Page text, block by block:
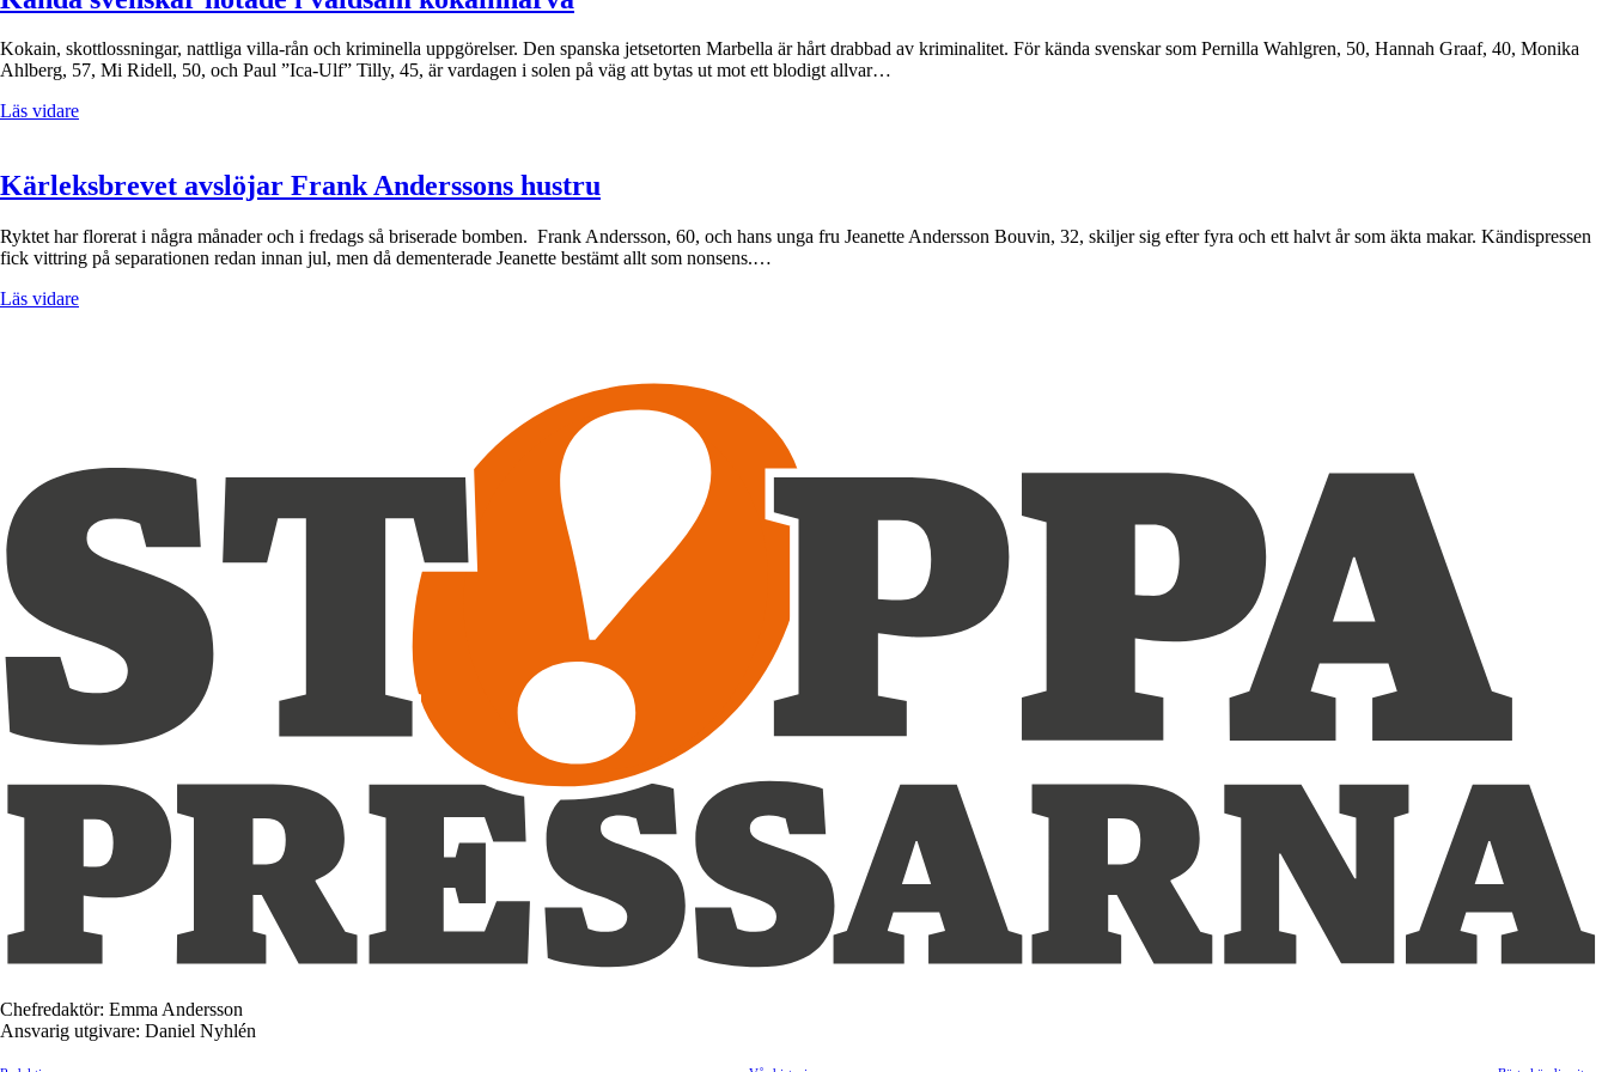
Kokain, skottlossningar, nattliga villa-rån och kriminella uppgörelser. Den spanska jetsetorten Marbella är hårt drabbad av kriminalitet. För kända svenskar som Pernilla Wahlgren, 50, Hannah Graaf, 40, Monika
Ahlberg, 57, Mi Ridell, 50, och Paul ”Ica-Ulf” Tilly, 45, är vardagen i solen på väg att bytas ut mot ett blodigt allvar…
Läs vidare
Kärleksbrevet avslöjar Frank Anderssons hustru
Ryktet har florerat i några månader och i fredags så briserade bomben. Frank Andersson, 60, och hans unga fru Jeanette Andersson Bouvin, 32, skiljer sig efter fyra och ett halvt år som äkta makar. Kändispressen
fick vittring på separationen redan innan jul, men då dementerade Jeanette bestämt allt som nonsens.…
Läs vidare
Chefredaktör: Emma Andersson
Ansvarig utgivare: Daniel Nyhlén